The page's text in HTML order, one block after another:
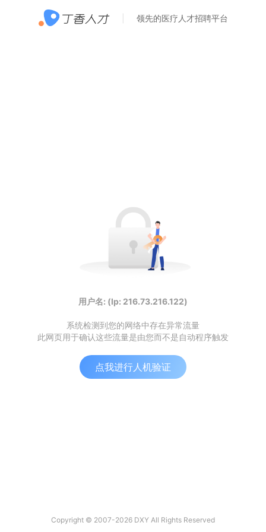
领先的医疗人才招聘平台
用户名: (Ip: 216.73.216.122)
系统检测到您的网络中存在异常流量
此网页用于确认这些流量是由您而不是自动程序触发
点我进行人机验证
Copyright © 2007-2026 DXY All Rights Reserved